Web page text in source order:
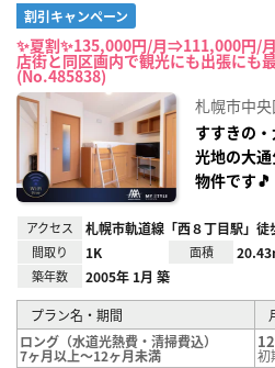
割引キャンペーン
✨夏割✨135,000円/月⇒111,000円/
店街と同区画内で観光にも出張にも
(No.485838)
札幌市中央
すすきの
光地の大
物件です🎵
アクセス 札幌市軌道線「西８丁目駅」徒
間取り 1K 面積
築年数 2005年 1月 築
プラン名・期間
ロング（水道光熱費・清掃費込）
7ヶ月以上～12ヶ月未満
初